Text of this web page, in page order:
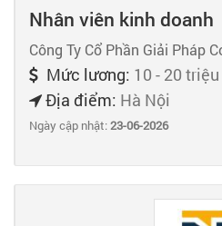
Nhân viên kinh doanh
Công Ty Cổ Phần Giải Pháp
Mức lương: 10 - 20 triệu
Địa điểm: Hà Nội
Ngày cập nhật:23-06-2026